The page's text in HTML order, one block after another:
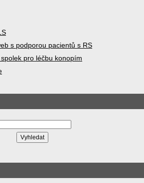
s podporou pacientů s RS
pro léčbu konopím